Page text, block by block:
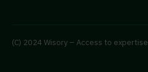
(C) 2024 Wisory – Access to expertise